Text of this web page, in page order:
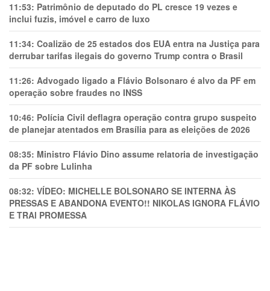
11:53: Patrimônio de deputado do PL cresce 19 vezes e
inclui fuzis, imóvel e carro de luxo
11:34: Coalizão de 25 estados dos EUA entra na Justiça para
derrubar tarifas ilegais do governo Trump contra o Brasil
11:26: Advogado ligado a Flávio Bolsonaro é alvo da PF em
operação sobre fraudes no INSS
10:46: Polícia Civil deflagra operação contra grupo suspeito
de planejar atentados em Brasília para as eleições de 2026
08:35: Ministro Flávio Dino assume relatoria de investigação
da PF sobre Lulinha
08:32: VÍDEO: MICHELLE BOLSONARO SE INTERNA ÀS
PRESSAS E ABANDONA EVENTO!! NIKOLAS IGNORA FLÁVIO
E TRAl PROMESSA